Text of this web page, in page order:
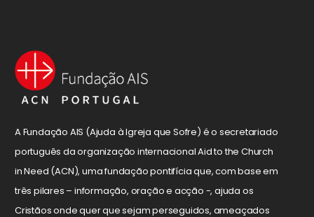
A Fundação AIS (Ajuda à Igreja que Sofre) é o secretariado
português da organização internacional Aid to the Church
in Need (ACN), uma fundação pontifícia que, com base em
três pilares – informação, oração e acção -, ajuda os
Cristãos onde quer que sejam perseguidos, ameaçados